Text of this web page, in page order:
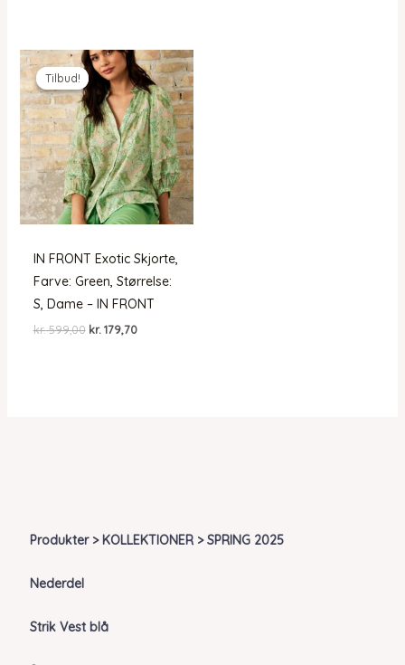
Produkter > KOLLEKTIONER > SPRING 2025
Nederdel
Strik Vest blå
kr. 699,00.kr. 209,70.
Tilbud!
Tilbud!
IN FRONT Exotic Skjorte,
Farve: Green, Størrelse:
S, Dame – IN FRONT
kr.599,00 Den
kr. 179,70Den